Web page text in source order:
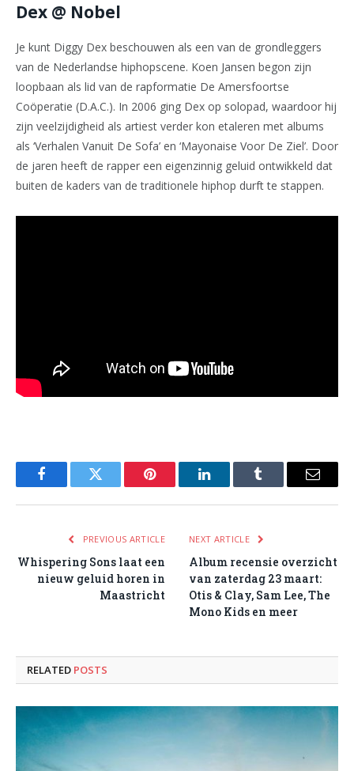
Dex @ Nobel
Je kunt Diggy Dex beschouwen als een van de grondleggers
van de Nederlandse hiphopscene. Koen Jansen begon zijn
loopbaan als lid van de rapformatie De Amersfoortse
Coöperatie (D.A.C.). In 2006 ging Dex op solopad, waardoor hij
zijn veelzijdigheid als artiest verder kon etaleren met albums
als ‘Verhalen Vanuit De Sofa’ en ‘Mayonaise Voor De Ziel’. Door
de jaren heeft de rapper een eigenzinnig geluid ontwikkeld dat
buiten de kaders van de traditionele hiphop durft te stappen.
FacebookTwitter Pinterest LinkedInTumblr Email
PREVIOUS ARTICLE
Whispering Sons laat een
nieuw geluid horen in
Maastricht
NEXT ARTICLE
Album recensie overzicht
van zaterdag 23 maart:
Otis & Clay, Sam Lee, The
Mono Kids en meer
RELATED POSTS